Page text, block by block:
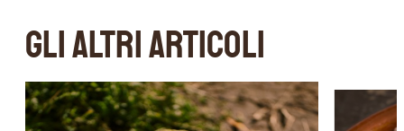
GLI ALTRI ARTICOLI